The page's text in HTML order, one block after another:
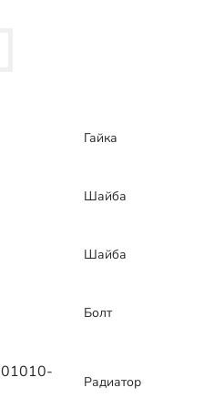
Гайка
Шайба
Шайба
Болт
Радиатор